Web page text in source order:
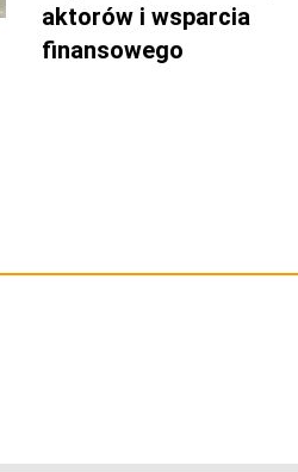
aktorów i wsparcia
finansowego